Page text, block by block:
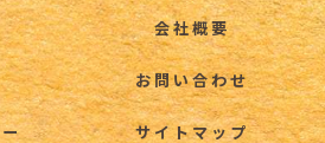
会社概要
お問い合わせ
サイトマップ